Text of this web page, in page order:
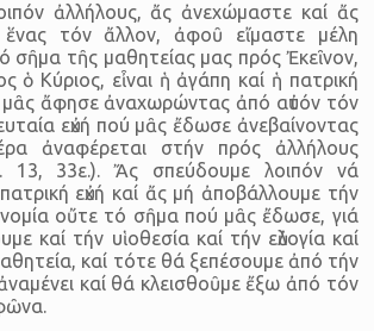
ἀλλήλους, ἄς ἀνεχώμαστε καί ἄς
ἕνας τόν ἄλλον, ἀφοῦ εἴμαστε μέλη
σῆμα τῆς μαθητείας μας πρός Ἐκεῖνον,
ὁ Κύριος, εἶναι ἡ ἀγάπη καί ἡ πατρική
μᾶς ἄφησε ἀναχωρώντας ἀπό αὐτόν τόν
εὐχή πού μᾶς ἔδωσε ἀνεβαίνοντας
ἀναφέρεται στήν πρός ἀλλήλους
13, 33ε.). Ἄς σπεύδουμε λοιπόν νά
εὐχή καί ἄς μή ἀποβάλλουμε τήν
οὔτε τό σῆμα πού μᾶς ἔδωσε, γιά
καί τήν υἱοθεσία καί τήν εὐλογία καί
καί τότε θά ξεπέσουμε ἀπό τήν
καί θά κλεισθοῦμε ἔξω ἀπό τόν